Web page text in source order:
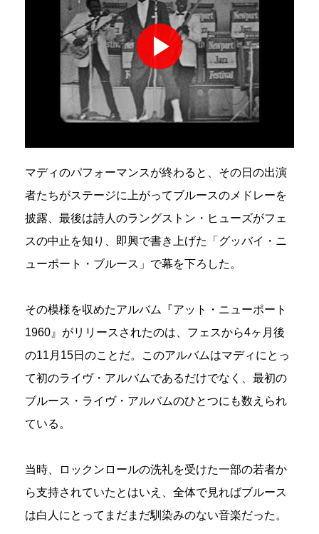
マディのパフォーマンスが終わると、その日の出演
者たちがステージに上がってブルースのメドレーを
披露、最後は詩人のラングストン・ヒューズがフェ
スの中止を知り、即興で書き上げた「グッバイ・ニ
ューポート・ブルース」で幕を下ろした。
その模様を収めたアルバム『アット・ニューポート
1960』がリリースされたのは、フェスから4ヶ月後
の11月15日のことだ。このアルバムはマディにとっ
て初のライヴ・アルバムであるだけでなく、最初の
ブルース・ライヴ・アルバムのひとつにも数えられ
ている。
当時、ロックンロールの洗礼を受けた一部の若者か
ら支持されていたとはいえ、全体で見ればブルース
は白人にとってまだまだ馴染みのない音楽だった。